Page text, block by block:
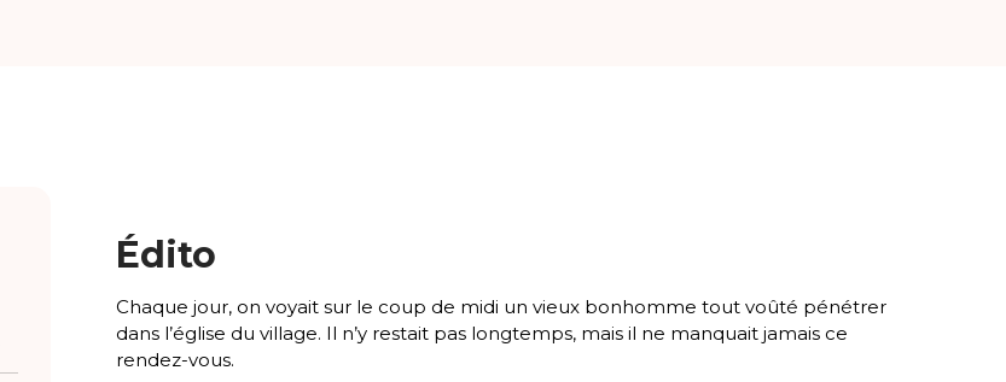
Édito
Chaque jour, on voyait sur le coup de midi un vieux bonhomme tout voûté pénétrer
dans l’église du village. Il n’y restait pas longtemps, mais il ne manquait jamais ce
rendez-vous.